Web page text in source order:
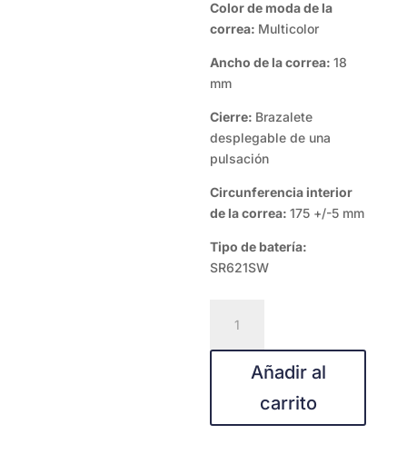
Color de moda de la
correa: Multicolor
Ancho de la correa:18
mm
Cierre: Brazalete
desplegable de una
pulsación
Circunferencia interior
de la correa:175 +/-5 mm
Tipo de batería:
SR621SW
RILEY
ES3204
cantidadAñadir al
carrito